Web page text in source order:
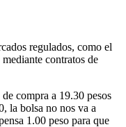
regulados, como el
contratos de
compra a 19.30 pesos
la bolsa no nos va a
1.00 peso para que